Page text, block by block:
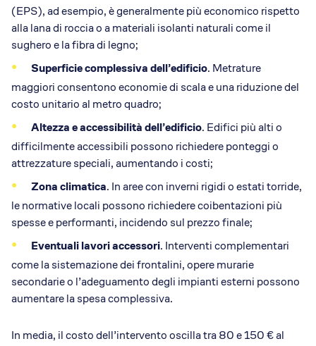
(EPS), ad esempio, è generalmente più economico rispetto
alla lana di roccia o a materiali isolanti naturali come il
sughero e la fibra di legno;
Superficie complessiva dell’edificio. Metrature
maggiori consentono economie di scala e una riduzione del
costo unitario al metro quadro;
Altezza e accessibilità dell’edificio. Edifici più alti o
difficilmente accessibili possono richiedere ponteggi o
attrezzature speciali, aumentando i costi;
Zona climatica. In aree con inverni rigidi o estati torride,
le normative locali possono richiedere coibentazioni più
spesse e performanti, incidendo sul prezzo finale;
Eventuali lavori accessori. Interventi complementari
come la sistemazione dei frontalini, opere murarie
secondarie o l’adeguamento degli impianti esterni possono
aumentare la spesa complessiva.
In media, il costo dell’intervento oscilla tra 80 e 150 € al